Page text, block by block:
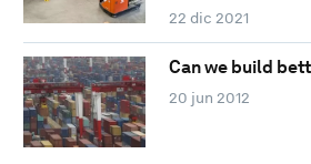
22 dic 2021
Can we build
20 jun 2012